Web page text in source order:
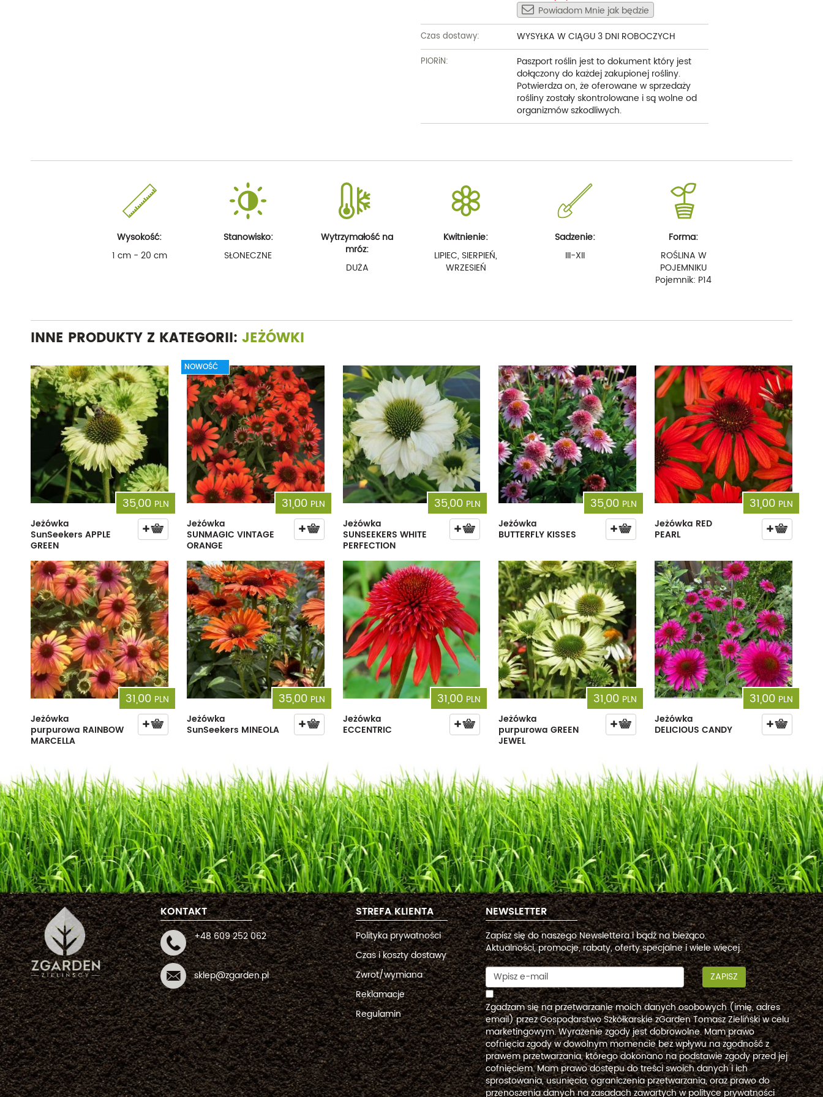
Powiadom Mnie jak będzie
Czas dostawy: WYSYŁKA W CIĄGU 3 DNI ROBOCZYCH
PIORiN:
Paszport roślin jest to dokument który jest
dołączony do każdej zakupionej rośliny.
Potwierdza on, że oferowane w sprzedaży
rośliny zostały skontrolowane i są wolne od
organizmów szkodliwych.
Wysokość:
1 cm - 20 cm
Stanowisko:
SŁONECZNE
Wytrzymałość na
mróz:
DUŻA
Kwitnienie:
LIPIEC, SIERPIEŃ,
WRZESIEŃ
Sadzenie:
III-XII
Forma:
ROŚLINA W
POJEMNIKU
Pojemnik: P14
INNE PRODUKTY Z KATEGORII: JEŻÓWKI
35,00 PLN
Jeżówka
SunSeekers APPLE
GREEN
NOWOŚĆ
31,00 PLN
Jeżówka
SUNMAGIC VINTAGE
ORANGE
35,00 PLN
Jeżówka
SUNSEEKERS WHITE
PERFECTION
35,00 PLN
Jeżówka
BUTTERFLY KISSES
31,00 PLN
Jeżówka RED
PEARL
31,00 PLN
Jeżówka
purpurowa RAINBOW
MARCELLA
35,00 PLN
Jeżówka
SunSeekers MINEOLA
31,00 PLN
Jeżówka
ECCENTRIC
31,00 PLN
Jeżówka
purpurowa GREEN
JEWEL
31,00 PLN
Jeżówka
DELICIOUS CANDY
KONTAKT
+48 609 252 062
sklep@zgarden.pl
STREFA KLIENTA
Polityka prywatności
Czas i koszty dostawy
Zwrot/wymiana
Reklamacje
Regulamin
NEWSLETTER
Zapisz się do naszego Newslettera i bądź na bieżąco.
Aktualności, promocje, rabaty, oferty specjalne i wiele więcej.
ZAPISZ
Zgadzam się na przetwarzanie moich danych osobowych (imię, adres
email) przez Gospodarstwo Szkółkarskie zGarden Tomasz Zieliński w celu
marketingowym. Wyrażenie zgody jest dobrowolne. Mam prawo
cofnięcia zgody w dowolnym momencie bez wpływu na zgodność z
prawem przetwarzania, którego dokonano na podstawie zgody przed jej
cofnięciem. Mam prawo dostępu do treści swoich danych i ich
sprostowania, usunięcia, ograniczenia przetwarzania, oraz prawo do
przenoszenia danych na zasadach zawartych w polityce prywatności